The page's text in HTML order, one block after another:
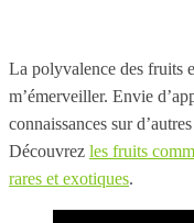
La polyvalence des fruits
m’émerveiller. Envie
connaissances sur
Découvrez les fruits
rares et exotiques.